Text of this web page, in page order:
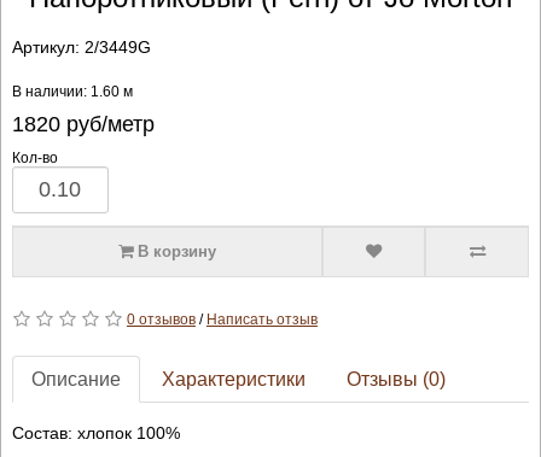
Артикул: 2/3449G
В наличии: 1.60 м
1820руб/метр
Кол-во
В корзину
0 отзывов/ Написать отзыв
Описание Характеристики Отзывы (0)
Состав: хлопок 100%